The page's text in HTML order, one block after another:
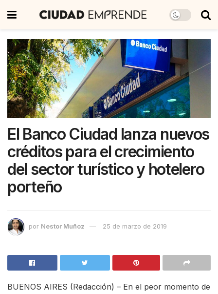
El Banco Ciudad lanza nuevos
créditos para el crecimiento
del sector turístico y hotelero
porteño
por Nestor Muñoz 25 de marzo de 2019
BUENOS AIRES (Redacción) – En el peor momento de